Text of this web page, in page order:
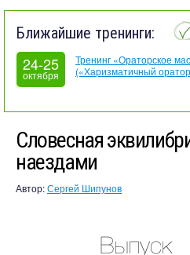
Ближайшие тренинги:
24-25
октября
Тренинг «Ораторское
(«Харизматичный
Словесная
наездами
Автор:Сергей Шипунов